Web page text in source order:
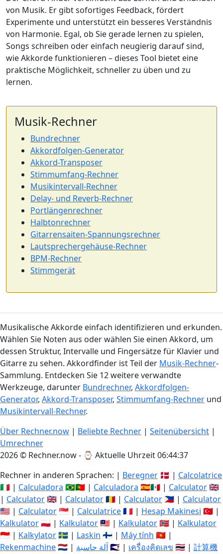
von Musik. Er gibt sofortiges Feedback, fördert
Experimente und unterstützt ein besseres Verständnis
von Harmonie. Egal, ob Sie gerade lernen zu spielen,
Songs schreiben oder einfach neugierig darauf sind,
wie Akkorde funktionieren – dieses Tool bietet eine
praktische Möglichkeit, schneller zu üben und zu
lernen.
Musik-Rechner
Bundrechner
Akkordfolgen-Generator
Akkord-Transposer
Stimmumfang-Rechner
Musikintervall-Rechner
Delay- und Reverb-Rechner
Portlängenrechner
Halbtonrechner
Gitarrensaiten-Spannungsrechner
Lautsprechergehäuse-Rechner
BPM-Rechner
Stimmgerät
Musikalische Akkorde einfach identifizieren und erkunden.
Wählen Sie Noten aus oder wählen Sie einen Akkord, um
dessen Struktur, Intervalle und Fingersätze für Klavier und
Gitarre zu sehen. Akkordfinder ist Teil der Musik-Rechner-
Sammlung. Entdecken Sie 12 weitere verwandte
Werkzeuge, darunter Bundrechner, Akkordfolgen-
Generator, Akkord-Transposer, Stimmumfang-Rechner und
Musikintervall-Rechner.
Über Rechner.now | Beliebte Rechner | Seitenübersicht |
Umrechner
2026 © Rechner.now - ⌚ Aktuelle Uhrzeit 06:44:38
Rechner in anderen Sprachen: | Beregner 🇩🇰 | Calcolatrice
🇮🇹 | Calculadora 🇧🇷🇵🇹 | Calculadora 🇪🇸🇲🇽 | Calculator🇬🇧
| Calculator🇬🇧 | Calculator🇷🇴 | Calculator 🇵🇭 | Calculator
🇺🇸 | Calculator🇸🇬 | Calculatrice🇫🇷 | Hesap Makinesi 🇹🇷 |
Kalkulator🇵🇱 | Kalkulator🇲🇾 | Kalkulator🇳🇴 | Kalkulator
🇮🇩 | Kalkylator🇸🇪 | Laskin 🇫🇮 | Máy tính 🇻🇳 |
Rekenmachine🇳🇱 | آلة حاسبة🇸🇦 | เครื่องคิดเลข 🇹🇭 | 計算機